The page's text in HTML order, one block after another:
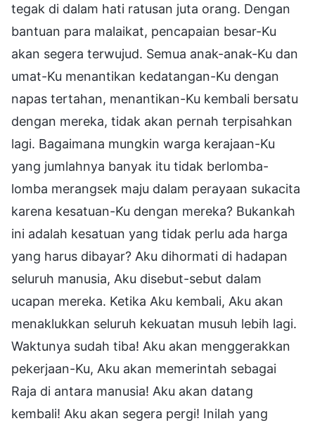
tegak di dalam hati ratusan juta orang. Dengan
bantuan para malaikat, pencapaian besar-Ku
akan segera terwujud. Semua anak-anak-Ku dan
umat-Ku menantikan kedatangan-Ku dengan
napas tertahan, menantikan-Ku kembali bersatu
dengan mereka, tidak akan pernah terpisahkan
lagi. Bagaimana mungkin warga kerajaan-Ku
yang jumlahnya banyak itu tidak berlomba-
lomba merangsek maju dalam perayaan sukacita
karena kesatuan-Ku dengan mereka? Bukankah
ini adalah kesatuan yang tidak perlu ada harga
yang harus dibayar? Aku dihormati di hadapan
seluruh manusia, Aku disebut-sebut dalam
ucapan mereka. Ketika Aku kembali, Aku akan
menaklukkan seluruh kekuatan musuh lebih lagi.
Waktunya sudah tiba! Aku akan menggerakkan
pekerjaan-Ku, Aku akan memerintah sebagai
Raja di antara manusia! Aku akan datang
kembali! Aku akan segera pergi! Inilah yang